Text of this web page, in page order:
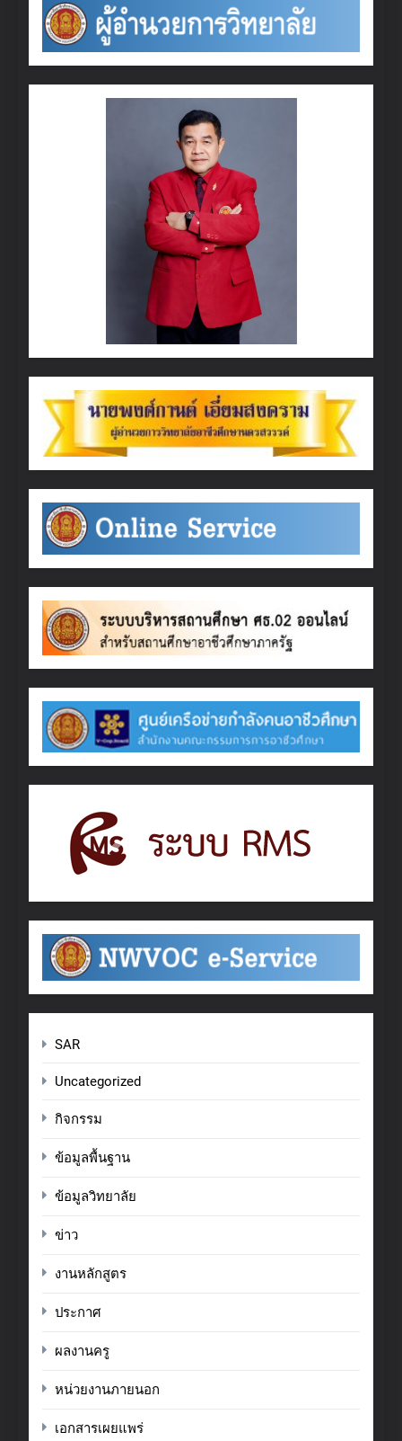
SAR
Uncategorized
กิจกรรม
ข้อมูลพื้นฐาน
ข้อมูลวิทยาลัย
ข่าว
งานหลักสูตร
ประกาศ
ผลงานครู
หน่วยงานภายนอก
เอกสารเผยแพร่